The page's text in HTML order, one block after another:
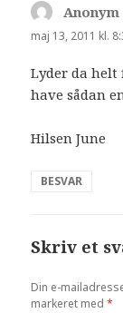
Anonym
maj 13, 2011 kl.
Lyder da
have sådan
Hilsen June
BESVAR
Skriv et
Din e-
markeret med*